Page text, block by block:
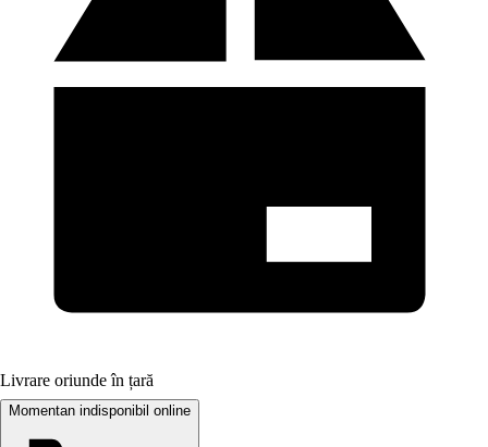
Livrare oriunde în țară
Momentan indisponibil online